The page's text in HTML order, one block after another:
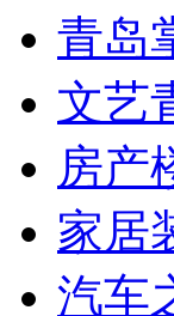
青岛
文艺
房产
家居
汽车